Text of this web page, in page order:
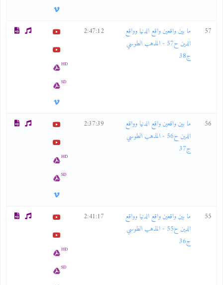
57
ما بين واقعين واقع الدنيا وواقع
الدين ح57 - المذهب الطوسي
ج38
2:47:12
HD
SD
56
ما بين واقعين واقع الدنيا وواقع
الدين ح56 - المذهب الطوسي
ج37
2:37:39
HD
SD
55
ما بين واقعين واقع الدنيا وواقع
الدين ح55 - المذهب الطوسي
ج36
2:41:17
HD
SD